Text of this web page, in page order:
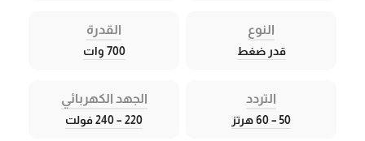
النوع
قدر ضغط
القدرة
700 وات
التردد
50 – 60 هرتز
الجهد الكهربائي
220 – 240 فولت